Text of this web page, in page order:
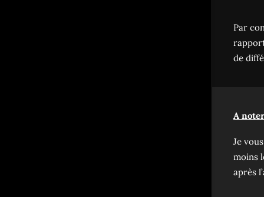
Par
de
A
Je
moins
après